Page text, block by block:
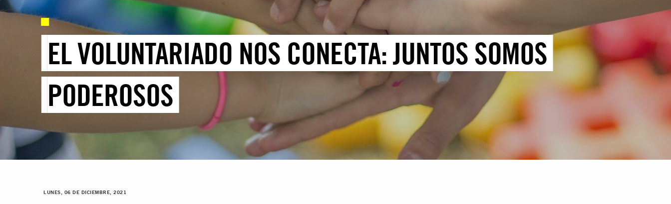
EL VOLUNTARIADO NOS CONECTA: JUNTOS SOMOS
PODEROSOS
LUNES, 06 DE DICIEMBRE, 2021